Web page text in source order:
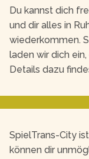
Du kannst dich
und dir alles in
wiederkommen.
laden wir dich
Details dazu
SpielTrans-City
können dir